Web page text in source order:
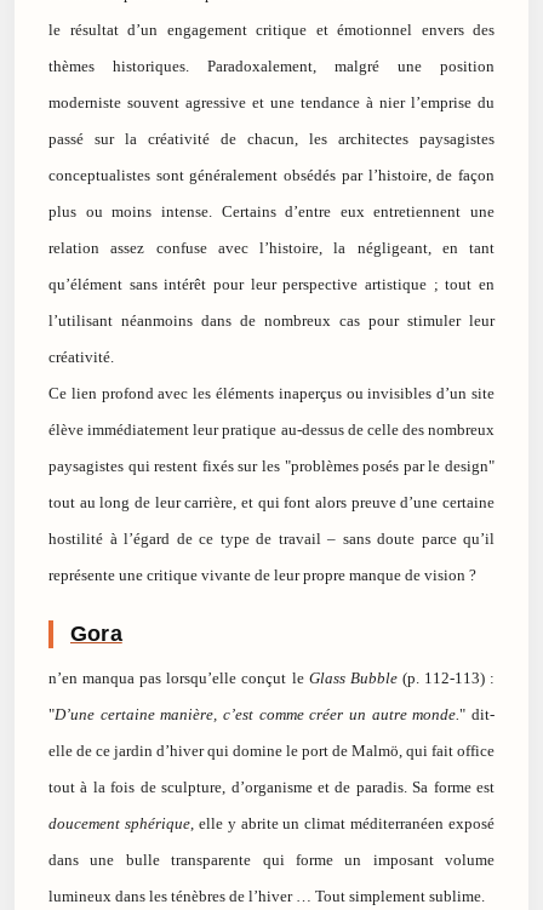
le résultat d’un engagement critique et émotionnel envers des
thèmes historiques. Paradoxalement, malgré une position
moderniste souvent agressive et une tendance à nier l’emprise du
passé sur la créativité de chacun, les architectes paysagistes
conceptualistes sont généralement obsédés par l’histoire, de façon
plus ou moins intense. Certains d’entre eux entretiennent une
relation assez confuse avec l’histoire, la négligeant, en tant
qu’élément sans intérêt pour leur perspective artistique ; tout en
l’utilisant néanmoins dans de nombreux cas pour stimuler leur
créativité.
Ce lien profond avec les éléments inaperçus ou invisibles d’un site
élève immédiatement leur pratique au-dessus de celle des nombreux
paysagistes qui restent fixés sur les "problèmes posés par le design"
tout au long de leur carrière, et qui font alors preuve d’une certaine
hostilité à l’égard de ce type de travail – sans doute parce qu’il
représente une critique vivante de leur propre manque de vision ?
Gora
n’en manqua pas lorsqu’elle conçut le Glass Bubble(p. 112-113) :
"D’une certaine manière, c’est comme créer un autre monde." dit-
elle de ce jardin d’hiver qui domine le port de Malmö, qui fait office
tout à la fois de sculpture, d’organisme et de paradis. Sa forme est
doucement sphérique, elle y abrite un climat méditerranéen exposé
dans une bulle transparente qui forme un imposant volume
lumineux dans les ténèbres de l’hiver … Tout simplement sublime.